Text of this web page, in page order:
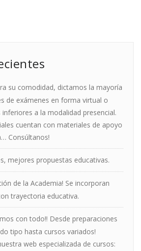
su comodidad, dictamos la mayoría
de exámenes en forma virtual o
a la modalidad presencial.
cuentan con materiales de apoyo
Consúltanos!
mejores propuestas educativas.
de la Academia! Se incorporan
trayectoria educativa.
con todo!! Desde preparaciones
tipo hasta cursos variados!
web especializada de cursos: